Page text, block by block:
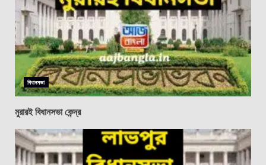
বিধানসভা
মুরারই বিধানসভা কেন্দ্র